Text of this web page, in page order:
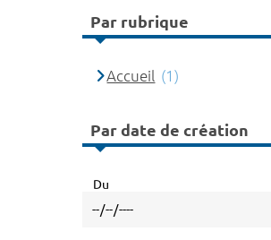
Par rubrique
Accueil (1)
Par date de création
Du